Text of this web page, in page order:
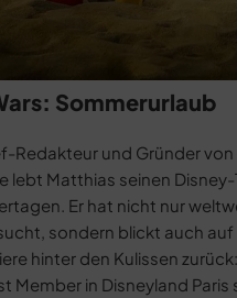
Sommerurlaub
Redakteur und Gründer von
lebt Matthias seinen Disney-
Er hat nicht nur
sondern blickt auch auf
hinter den Kulissen
Member in Disneyland Paris